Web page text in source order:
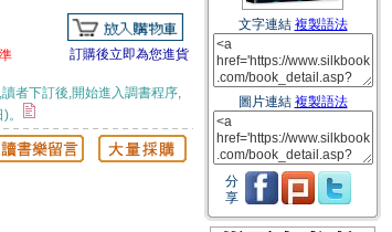
訂購後立即為您進貨
者下訂後,開始進入調書程序,
文字連結 複製語法
圖片連結 複製語法
分
享